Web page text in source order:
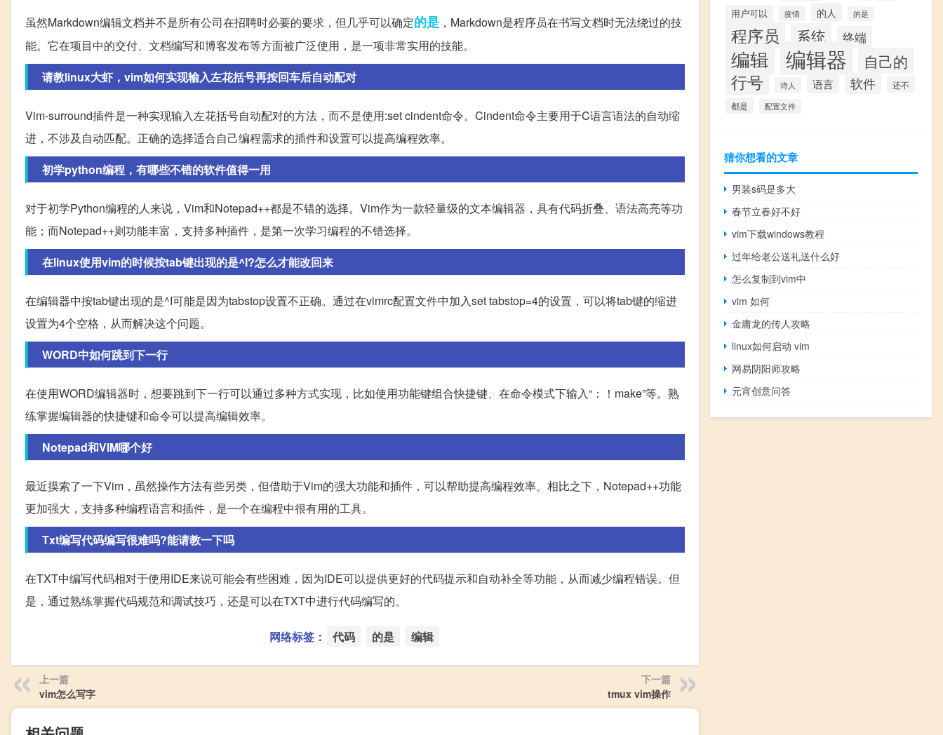
虽然Markdown编辑文档并不是所有公司在招聘时必要的要求，但几乎可以确定的是 ，Markdown是程序员在书写文档时无法绕过的技
能。它在项目中的交付、文档编写和博客发布等方面被广泛使用，是一项非常实用的技能。
请教linux大虾，vim如何实现输入左花括号再按回车后自动配对
Vim-surround插件是一种实现输入左花括号自动配对的方法，而不是使用:set cindent命令。Cindent命令主要用于C语言语法的自动缩
进，不涉及自动匹配。正确的选择适合自己编程需求的插件和设置可以提高编程效率。
初学python编程，有哪些不错的软件值得一用
对于初学Python编程的人来说，Vim和Notepad++都是不错的选择。Vim作为一款轻量级的文本编辑器，具有代码折叠、语法高亮等功
能；而Notepad++则功能丰富，支持多种插件，是第一次学习编程的不错选择。
在linux使用vim的时候按tab键出现的是^I?怎么才能改回来
在编辑器中按tab键出现的是^I可能是因为tabstop设置不正确。通过在vimrc配置文件中加入set tabstop=4的设置，可以将tab键的缩进
设置为4个空格，从而解决这个问题。
WORD中如何跳到下一行
在使用WORD编辑器时，想要跳到下一行可以通过多种方式实现，比如使用功能键组合快捷键、在命令模式下输入“：！make”等。熟
练掌握编辑器的快捷键和命令可以提高编辑效率。
Notepad和VIM哪个好
最近摸索了一下Vim，虽然操作方法有些另类，但借助于Vim的强大功能和插件，可以帮助提高编程效率。相比之下，Notepad++功能
更加强大，支持多种编程语言和插件，是一个在编程中很有用的工具。
Txt编写代码编写很难吗?能请教一下吗
在TXT中编写代码相对于使用IDE来说可能会有些困难，因为IDE可以提供更好的代码提示和自动补全等功能，从而减少编程错误。但
是，通过熟练掌握代码规范和调试技巧，还是可以在TXT中进行代码编写的。
网络标签： 代码 的是 编辑
上一篇
vim怎么写字
下一篇
tmux vim操作
用户可以 疫情 的人 的是
程序员 系统 终端
编辑 编辑器 自己的
行号 诗人 语言 软件
还不
都是
配置文件
猜你想看的文章
男装s码是多大
春节立春好不好
vim下载windows教程
过年给老公送礼送什么好
怎么复制到vim中
vim 如何
金庸龙的传人攻略
linux如何启动 vim
网易阴阳师攻略
元宵创意问答